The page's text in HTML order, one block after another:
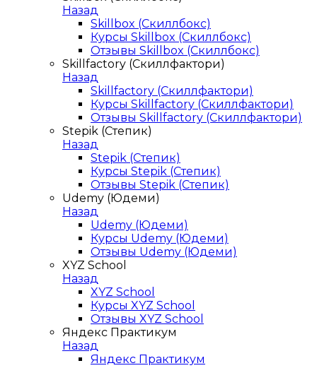
Назад
Skillbox (Скиллбокс)
Курсы Skillbox (Скиллбокс)
Отзывы Skillbox (Скиллбокс)
Skillfactory (Скиллфактори)
Назад
Skillfactory (Скиллфактори)
Курсы Skillfactory (Скиллфактори)
Отзывы Skillfactory (Скиллфактори)
Stepik (Степик)
Назад
Stepik (Степик)
Курсы Stepik (Степик)
Отзывы Stepik (Степик)
Udemy (Юдеми)
Назад
Udemy (Юдеми)
Курсы Udemy (Юдеми)
Отзывы Udemy (Юдеми)
XYZ School
Назад
XYZ School
Курсы XYZ School
Отзывы XYZ School
Яндекс Практикум
Назад
Яндекс Практикум